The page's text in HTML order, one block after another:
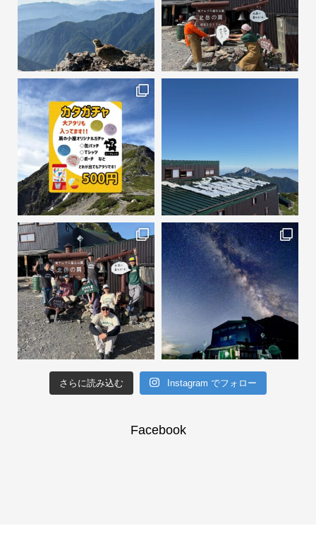
さらに読み込む Instagram でフォロー
Facebook